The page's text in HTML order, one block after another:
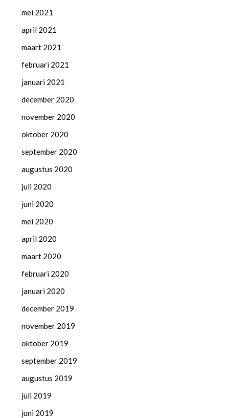
mei 2021
april 2021
maart 2021
februari 2021
januari 2021
december 2020
november 2020
oktober 2020
september 2020
augustus 2020
juli 2020
juni 2020
mei 2020
april 2020
maart 2020
februari 2020
januari 2020
december 2019
november 2019
oktober 2019
september 2019
augustus 2019
juli 2019
juni 2019